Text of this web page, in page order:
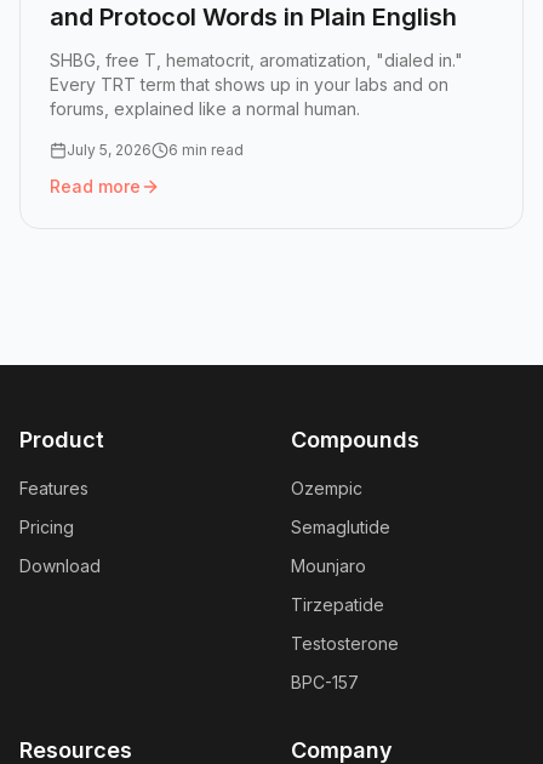
and Protocol Words in Plain English
SHBG, free T, hematocrit, aromatization, "dialed in."
Every TRT term that shows up in your labs and on
forums, explained like a normal human.
July 5, 2026 6 min read
Read more
Read more: TRT Terms Decoded: Your Bloodwork and
Product
Features
Pricing
Download
Compounds
Ozempic
Semaglutide
Mounjaro
Tirzepatide
Testosterone
BPC-157
Resources Company